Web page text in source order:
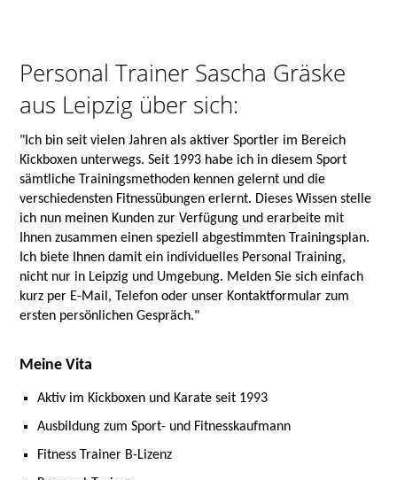
Personal Trainer Sascha Gräske
aus Leipzig über sich:
"Ich bin seit vielen Jahren als aktiver Sportler im Bereich
Kickboxen unterwegs. Seit 1993 habe ich in diesem Sport
sämtliche Trainingsmethoden kennen gelernt und die
verschiedensten Fitnessübungen erlernt. Dieses Wissen stelle
ich nun meinen Kunden zur Verfügung und erarbeite mit
Ihnen zusammen einen speziell abgestimmten Trainingsplan.
Ich biete Ihnen damit ein individuelles Personal Training,
nicht nur in Leipzig und Umgebung. Melden Sie sich einfach
kurz per E-Mail, Telefon oder unser Kontaktformular zum
ersten persönlichen Gespräch."
Meine Vita
Aktiv im Kickboxen und Karate seit 1993
Ausbildung zum Sport- und Fitnesskaufmann
Fitness Trainer B-Lizenz